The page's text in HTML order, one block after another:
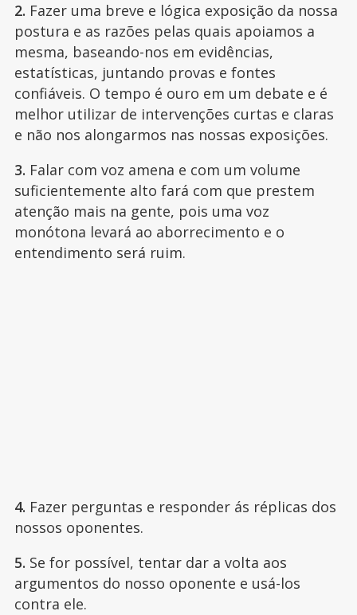
2. Fazer uma breve e lógica exposição da nossa
postura e as razões pelas quais apoiamos a
mesma, baseando-nos em evidências,
estatísticas, juntando provas e fontes
confiáveis. O tempo é ouro em um debate e é
melhor utilizar de intervenções curtas e claras
e não nos alongarmos nas nossas exposições.
3. Falar com voz amena e com um volume
suficientemente alto fará com que prestem
atenção mais na gente, pois uma voz
monótona levará ao aborrecimento e o
entendimento será ruim.
4. Fazer perguntas e responder ás réplicas dos
nossos oponentes.
5. Se for possível, tentar dar a volta aos
argumentos do nosso oponente e usá-los
contra ele.